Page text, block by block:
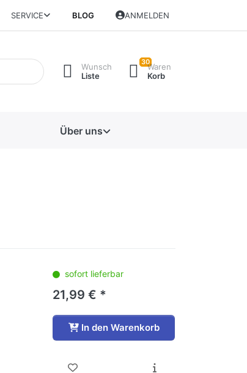
SERVICE BLOG ANMELDEN
Wunsch
Liste
30Waren
Korb
Über uns
sofort lieferbar
21,99 € *
In den Warenkorb